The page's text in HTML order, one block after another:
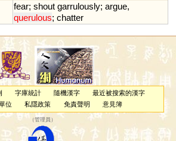
fear; shout garrulously; argue,
querulous; chatter
字庫統計 隨機漢字
最近被搜索的漢字
位 私隱政策 免責聲明 意見簿
（管理員 ）